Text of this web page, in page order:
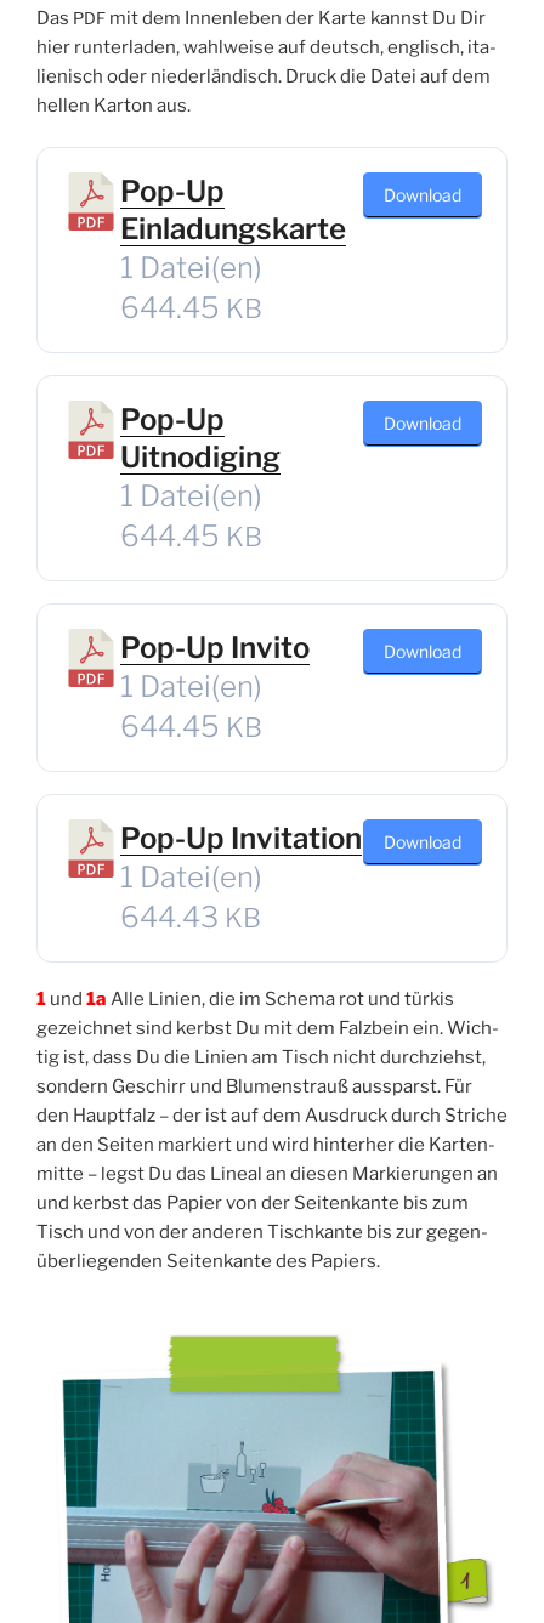
Das PDF mit dem Innen­le­ben der Kar­te kannst Du Dir
hier run­ter­la­den, wahl­wei­se auf deutsch, eng­lisch, ita­
lie­nisch oder nie­der­län­disch. Druck die Datei auf dem
hel­len Kar­ton aus.
Pop-Up
Einladungskarte
1 Datei(en)
644.45 KB
Down­load
Pop-Up
Uitnodiging
1 Datei(en)
644.45 KB
Down­load
Pop-Up Invito
1 Datei(en)
644.45 KB
Down­load
Pop-Up Invitation
1 Datei(en)
644.43 KB
Down­load
1 und 1a Alle Lini­en, die im Sche­ma rot und tür­kis
gezeich­net sind kerbst Du mit dem Falz­bein ein. Wich­
tig ist, dass Du die Lini­en am Tisch nicht durch­ziehst,
son­dern Geschirr und Blu­men­strauß aus­sparst. Für
den Haupt­falz – der ist auf dem Aus­druck durch Stri­che
an den Sei­ten mar­kiert und wird hin­ter­her die Kar­ten­
mit­te – legst Du das Line­al an die­sen Mar­kie­run­gen an
und kerbst das Papier von der Sei­ten­kan­te bis zum
Tisch und von der ande­ren Tisch­kan­te bis zur gegen­
über­lie­gen­den Sei­ten­kan­te des Papiers.